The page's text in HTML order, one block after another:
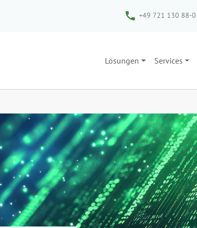
+49 721 130 88-0
Lösungen Services